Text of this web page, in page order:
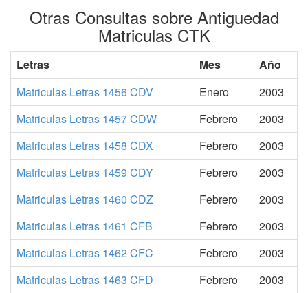
Otras Consultas sobre Antiguedad
Matriculas CTK
Letras Mes
Año
Matriculas Letras 1456 CDV
Enero
2003
Matriculas Letras 1457 CDW
Febrero
2003
Matriculas Letras 1458 CDX
Febrero
2003
Matriculas Letras 1459 CDY
Febrero
2003
Matriculas Letras 1460 CDZ
Febrero
2003
Matriculas Letras 1461 CFB
Febrero
2003
Matriculas Letras 1462 CFC
Febrero
2003
Matriculas Letras 1463 CFD
Febrero
2003